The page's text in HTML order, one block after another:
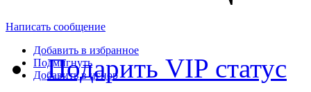
Написать сообщение
Добавить в избранное
Подмигнуть
Добавить в игнор
Подарить VIP статус